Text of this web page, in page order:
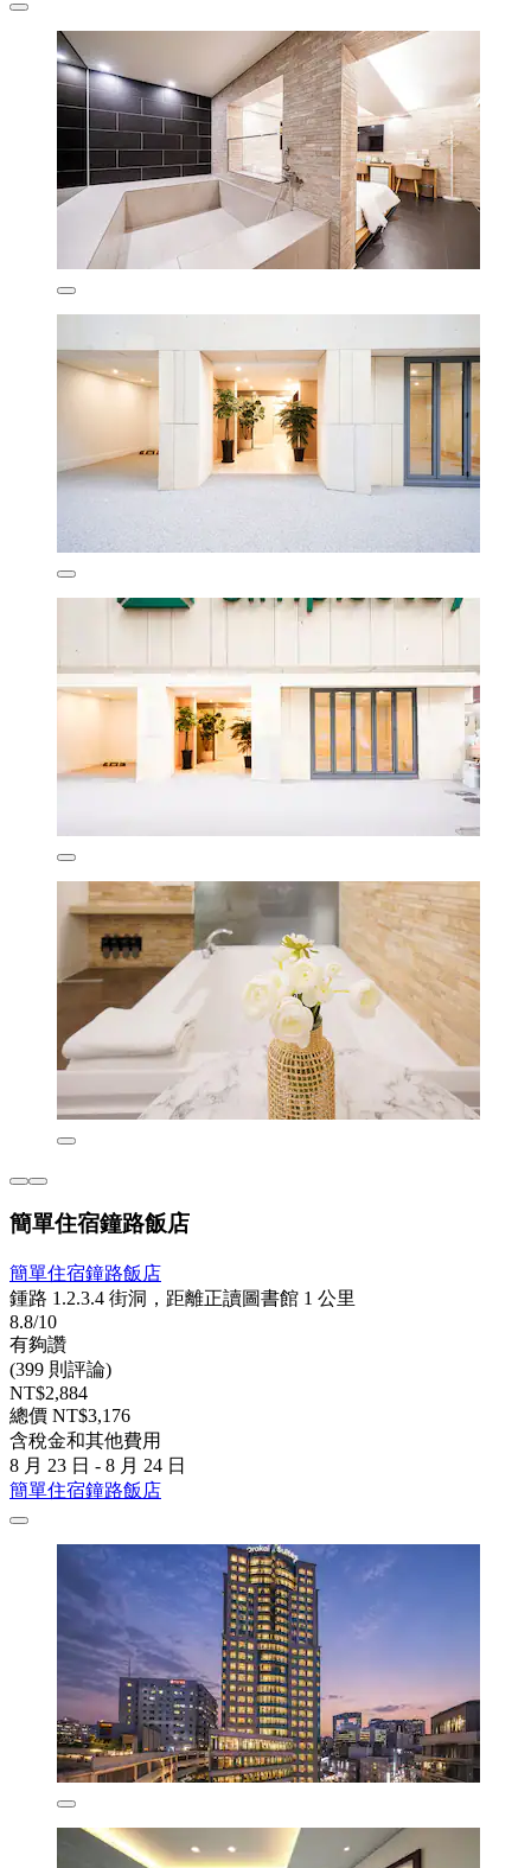
簡單住宿鐘路飯店
簡單住宿鐘路飯店
鍾路 1.2.3.4 街洞，距離正讀圖書館 1 公里
8.8/10
有夠讚
(399 則評論)
NT$2,884
總價 NT$3,176
含稅金和其他費用
8 月 23 日 - 8 月 24 日
簡單住宿鐘路飯店